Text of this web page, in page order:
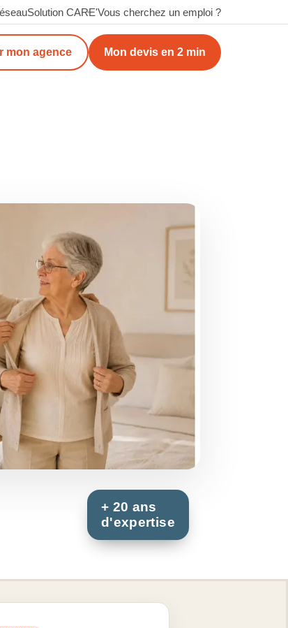
Solution CARE'Vous cherchez un emploi ?
mon agence Mon devis en 2 min